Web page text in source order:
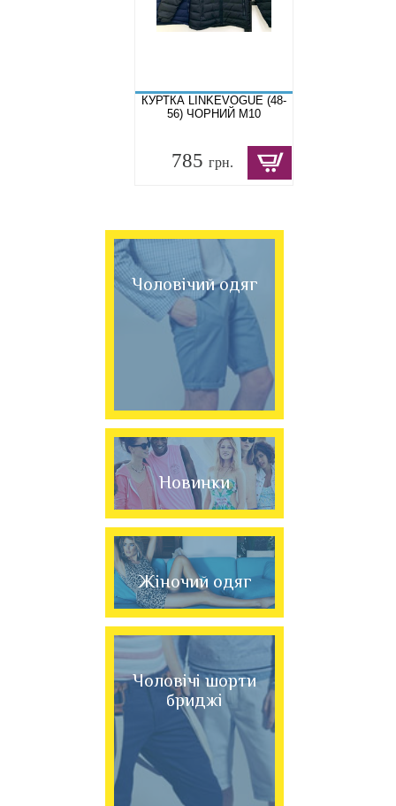
КУРТКА LINKEVOGUE (48-
56) ЧОРНИЙ M10
785 грн.
Чоловічий одяг
Новинки
Жіночий одяг
Чоловічі шорти
бриджі